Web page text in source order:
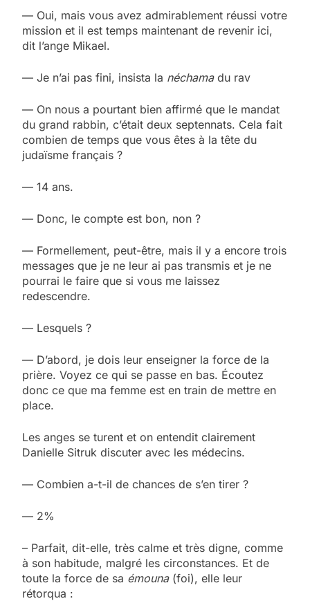
— Oui, mais vous avez admirablement réussi votre
mission et il est temps maintenant de revenir ici,
dit l’ange Mikael.
— Je n’ai pas fini, insista la néchamadu rav
— On nous a pourtant bien affirmé que le mandat
du grand rabbin, c’était deux septennats. Cela fait
combien de temps que vous êtes à la tête du
judaïsme français ?
— 14 ans.
— Donc, le compte est bon, non ?
— Formellement, peut-être, mais il y a encore trois
messages que je ne leur ai pas transmis et je ne
pourrai le faire que si vous me laissez
redescendre.
— Lesquels ?
— D’abord, je dois leur enseigner la force de la
prière. Voyez ce qui se passe en bas. Écoutez
donc ce que ma femme est en train de mettre en
place.
Les anges se turent et on entendit clairement
Danielle Sitruk discuter avec les médecins.
— Combien a-t-il de chances de s’en tirer ?
— 2%
– Parfait, dit-elle, très calme et très digne, comme
à son habitude, malgré les circonstances. Et de
toute la force de sa émouna(foi), elle leur
rétorqua :